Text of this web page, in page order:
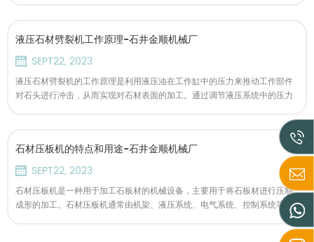
液压石材劈裂机工作原理-石井金顺机械厂
SEPT22, 2023
液压石材劈裂机的工作原理是利用液压油在工作缸中的压力来推动工作部件
对石头进行冲击，从而实现对石材表面的加工。通过调节液压系统中的压力
石材压板机的特点和用途-石井金顺机械厂
SEPT22, 2023
石材压板机是一种用于加工石板材的机械设备，主要用于将石板材进行压制
成形的加工。石材压板机通常由机架、液压系统、电气系统、控制系统等部